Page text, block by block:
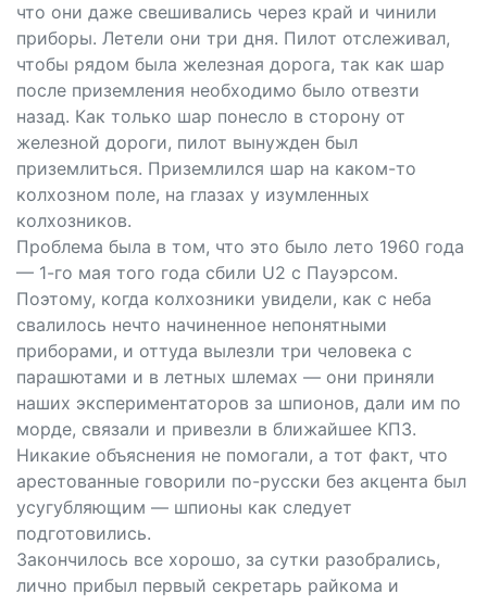
что они даже свешивались через край и чинили
приборы. Летели они три дня. Пилот отслеживал,
чтобы рядом была железная дорога, так как шар
после приземления необходимо было отвезти
назад. Как только шар понесло в сторону от
железной дороги, пилот вынужден был
приземлиться. Приземлился шар на каком-то
колхозном поле, на глазах у изумленных
колхозников.
Проблема была в том, что это было лето 1960 года
— 1-го мая того года сбили U2 с Пауэрсом.
Поэтому, когда колхозники увидели, как с неба
свалилось нечто начиненное непонятными
приборами, и оттуда вылезли три человека с
парашютами и в летных шлемах — они приняли
наших экспериментаторов за шпионов, дали им по
морде, связали и привезли в ближайшее КПЗ.
Никакие объяснения не помогали, а тот факт, что
арестованные говорили по-русски без акцента был
усугубляющим — шпионы как следует
подготовились.
Закончилось все хорошо, за сутки разобрались,
лично прибыл первый секретарь райкома и